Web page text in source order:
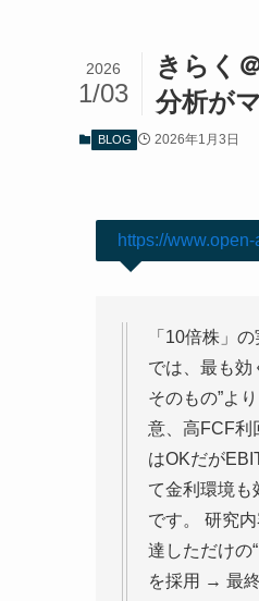
きらく
分析が
2026
1/03
BLOG 2026年1月3日
https://
「10倍株」
では、最も効
そのもの”よ
意、高FCF利
はOKだが
て金利環境
です。 研究
達しただけの
を採用 → 最